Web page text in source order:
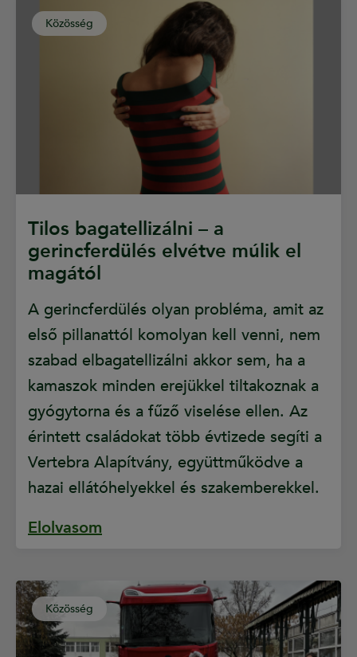
Közösség
Tilos bagatellizálni – a
gerincferdülés elvétve múlik el
magától
A gerincferdülés olyan probléma, amit az
első pillanattól komolyan kell venni, nem
szabad elbagatellizálni akkor sem, ha a
kamaszok minden erejükkel tiltakoznak a
gyógytorna és a fűző viselése ellen. Az
érintett családokat több évtizede segíti a
Vertebra Alapítvány, együttműködve a
hazai ellátóhelyekkel és szakemberekkel.
Elolvasom
Közösség